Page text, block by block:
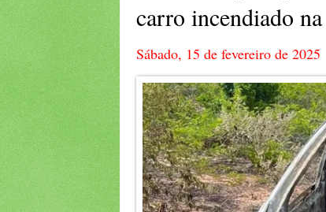
carro incendiado
Sábado, 15 de fevereiro de 2025